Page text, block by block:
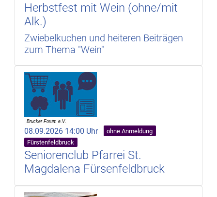
Herbstfest mit Wein (ohne/mit
Alk.)
Zwiebelkuchen und heiteren Beiträgen
zum Thema "Wein"
08.09.2026 14:00 Uhr
ohne Anmeldung
Fürstenfeldbruck
Seniorenclub Pfarrei St.
Magdalena Fürsenfeldbruck